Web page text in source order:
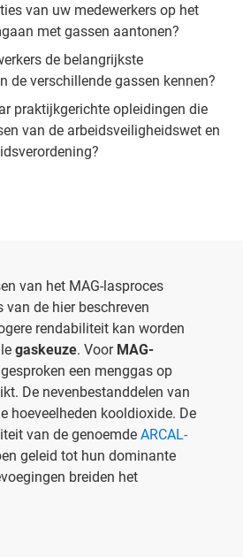
van uw medewerkers op het
met gassen aantonen?
de belangrijkste
de verschillende gassen kennen?
praktijkgerichte opleidingen die
van de arbeidsveiligheidswet en
van het MAG-lasproces
de hier beschreven
rendabiliteit kan worden
gaskeuze. Voor MAG-
een menggas op
De nevenbestanddelen van
hoeveelheden kooldioxide. De
van de genoemde ARCAL-
geleid tot hun dominante
breiden het